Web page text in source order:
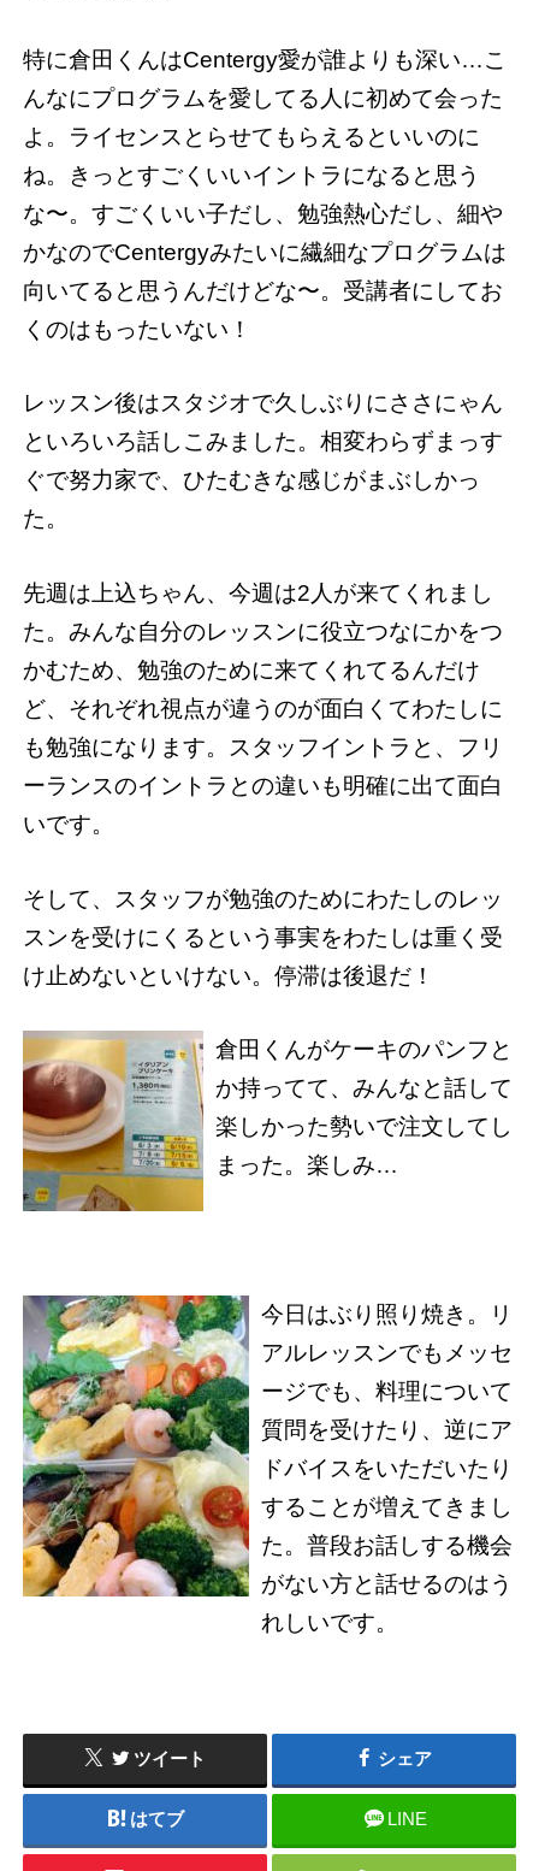
特に倉田くんはCentergy愛が誰よりも深い…こ
んなにプログラムを愛してる人に初めて会った
よ。ライセンスとらせてもらえるといいのに
ね。きっとすごくいいイントラになると思う
な〜。すごくいい子だし、勉強熱心だし、細や
かなのでCentergyみたいに繊細なプログラムは
向いてると思うんだけどな〜。受講者にしてお
くのはもったいない！
レッスン後はスタジオで久しぶりにささにゃん
といろいろ話しこみました。相変わらずまっす
ぐで努力家で、ひたむきな感じがまぶしかっ
た。
先週は上込ちゃん、今週は2人が来てくれまし
た。みんな自分のレッスンに役立つなにかをつ
かむため、勉強のために来てくれてるんだけ
ど、それぞれ視点が違うのが面白くてわたしに
も勉強になります。スタッフイントラと、フリ
ーランスのイントラとの違いも明確に出て面白
いです。
そして、スタッフが勉強のためにわたしのレッ
スンを受けにくるという事実をわたしは重く受
け止めないといけない。停滞は後退だ！
倉田くんがケーキのパンフと
か持ってて、みんなと話して
楽しかった勢いで注文してし
まった。楽しみ…
今日はぶり照り焼き。リ
アルレッスンでもメッセ
ージでも、料理について
質問を受けたり、逆にア
ドバイスをいただいたり
することが増えてきまし
た。普段お話しする機会
がない方と話せるのはう
れしいです。
ツイート シェア
はてブ LINE